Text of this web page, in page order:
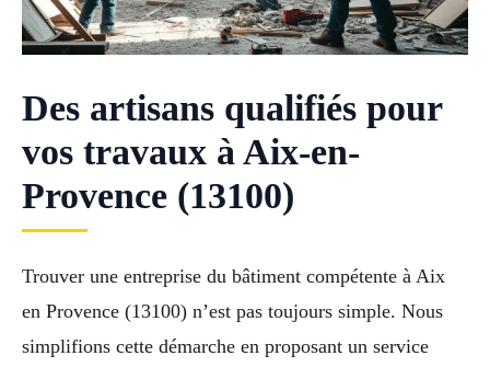
Des artisans qualifiés pour
vos travaux à Aix-en-
Provence (13100)
Trouver une entreprise du bâtiment compétente à Aix
en Provence (13100) n’est pas toujours simple. Nous
simplifions cette démarche en proposant un service